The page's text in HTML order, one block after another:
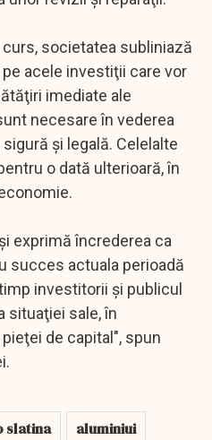
societatea subliniază
acele investiţii care vor
imediate ale
necesare în vederea
şi legală. Celelalte
o dată ulterioară, în
exprimă încrederea ca
succes actuala perioadă
investitorii şi publicul
situaţiei sale, în
de capital", spun
slatina aluminiui